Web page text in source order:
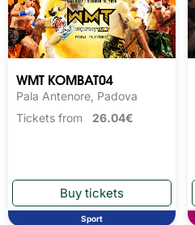
WMT KOMBAT04
Pala Antenore, Padova
Tickets from 26.04€
Sport